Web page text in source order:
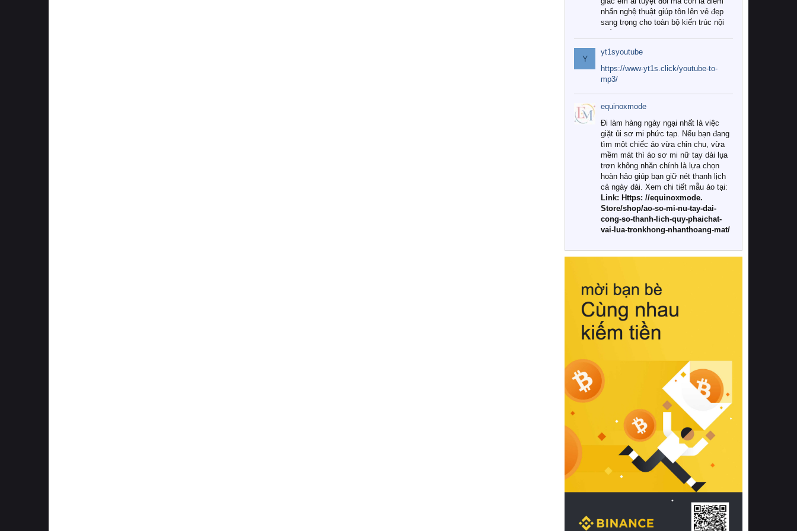
nhấn nghệ thuật giúp tôn lên vẻ đẹp
sang trọng cho toàn bộ kiến trúc nội
Tuy nhiên, giữa thị trường đa dạng
với vô vàn thương hiệu và mẫu mã
như hiện nay, làm thế nào để chọn
được những bộ chăn ga gối đệm cao
cấp thực sự chất lượng, phù hợp với
khí hậu và nhu cầu sử dụng của gia
đình? Hãy cùng chúng tôi đi tìm lời
giải đáp chi tiết qua bài viết dưới đây.
1. Tại sao các gia đình hiện đại lại ưa
chuộng chăn ga gối đệm cao cấp?
Khác với các dòng sản phẩm thông
thường, những bộ chăn ga gối đệm
cao cấp trải qua quy trình sản xuất
nghiêm ngặt từ khâu chọn lọc nguyên
liệu tự nhiên đến công nghệ dệt
nhuộm hiện đại không chứa hóa chất
này, bạn sẽ cảm nhận rõ rệt sự khác
hồi chuẩn xác của phần đệm nâng đỡ
cột sống.
Bên cạnh đó, việc lựa chọn các dòng
sản phẩm đạt chuẩn chất lượng quốc
tế còn giúp ngăn ngừa tình trạng kích
khuẩn và nấm mốc trong điều kiện
thời tiết nóng ẩm. Bạn có thể tìm hiểu
thêm các nghiên cứu khoa học về tác
động của giấc ngủ và môi trường
phòng ngủ đối với sức khỏe con
người tại Sleep Foundation (External
Link) để có cái nhìn toàn diện hơn.
2. Các tiêu chí vàng khi lựa chọn
chăn ga gối đệm cao cấp cho phòng
ngủ
Để sở hữu một bộ chăn ga gối đệm
cao cấp hoàn hảo cả về thẩm mỹ lẫn
công năng, người tiêu dùng cần cân
nhắc kỹ lưỡng các tiêu chí quan trọng
Y
yt1syoutube
https://www-yt1s.click/youtube-to-
mp3/
equinoxmode
Đi làm hàng ngày ngại nhất là việc
giặt ủi sơ mi phức tạp. Nếu bạn đang
tìm một chiếc áo vừa chỉn chu, vừa
mềm mát thì áo sơ mi nữ tay dài lụa
trơn không nhăn chính là lựa chọn
hoàn hảo giúp bạn giữ nét thanh lịch
cả ngày dài. Xem chi tiết mẫu áo tại:
Link: Https: //equinoxmode.
Store/shop/ao-so-mi-nu-tay-dai-
cong-so-thanh-lich-quy-phaichat-
vai-lua-tronkhong-nhanthoang-mat/